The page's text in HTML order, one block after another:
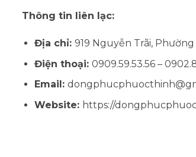
Thông tin liên lạc:
Địa chỉ: 919 Nguyễn Trãi, Phường
Điện thoại: 0909.59.53.56 –
Email:
Website: https://